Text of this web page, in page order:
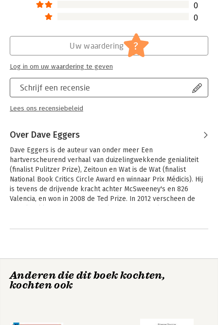
0
0
Schrijf een recensie
Lees ons recensiebeleid
Uw waardering ?
Log in om uw waardering te geven
Over Dave Eggers
Dave Eggers is de auteur van onder meer Een
hartverscheurend verhaal van duizelingwekkende genialiteit
(finalist Pulitzer Prize), Zeitoun en Wat is de Wat (finalist
National Book Critics Circle Award en winnaar Prix Médicis). Hij
is tevens de drijvende kracht achter McSweeney's en 826
Valencia, en won in 2008 de Ted Prize. In 2012 verscheen de
Tom Hanks in de hoofdrol. Op 8 oktober 2013 verscheen in de
issues als privacy, transparantie en de rol van de sociale
Eggers woont met zijn gezin in Californië.
Anderen die dit boek kochten,
kochten ook